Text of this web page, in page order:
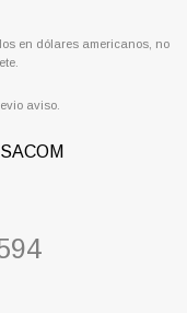
en dólares americanos, no
aviso.